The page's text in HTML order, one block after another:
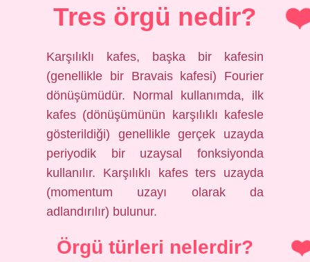
Tres örgü nedir?
Karşılıklı kafes, başka bir kafesin
(genellikle bir Bravais kafesi) Fourier
dönüşümüdür. Normal kullanımda, ilk
kafes (dönüşümünün karşılıklı kafesle
gösterildiği) genellikle gerçek uzayda
periyodik bir uzaysal fonksiyonda
kullanılır. Karşılıklı kafes ters uzayda
(momentum uzayı olarak da
adlandırılır) bulunur.
Örgü türleri nelerdir?